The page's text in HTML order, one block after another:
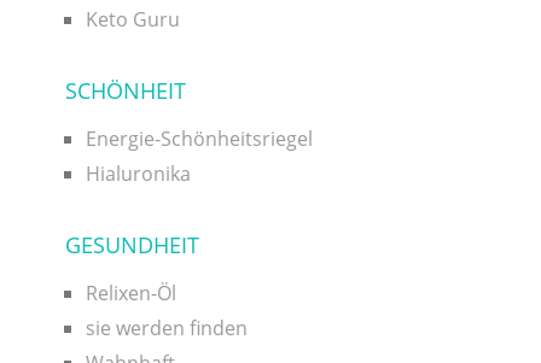
Keto Guru
SCHÖNHEIT
Energie-Schönheitsriegel
Hialuronika
GESUNDHEIT
Relixen-Öl
sie werden finden